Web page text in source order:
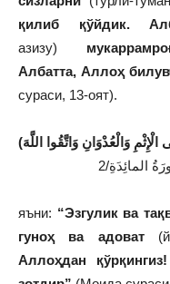
қилиб қўйдик.
азизу)
Албатта, Аллоҳ
сураси, 13-оят).
(وَتَعَاوَنُوا عَلَى الْبِرِّ وَالتَّقْوَى وَلَا تَعَاوَنُوا عَلَى الْإِثْمِ وَالْعُدْوَانِ وَاتَّقُوا اللَّهَ
المائِدَةِ/2
яъни: “Эзгулик ва
гуноҳ ва адоват
Аллоҳдан